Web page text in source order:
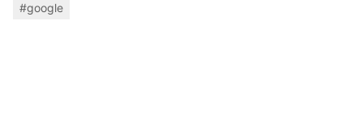
#google